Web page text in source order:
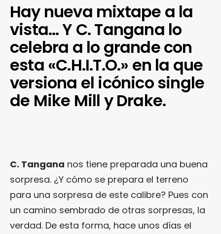
Hay nueva mixtape a la
vista… Y C. Tangana lo
celebra a lo grande con
esta «C.H.I.T.O.» en la que
versiona el icónico single
de Mike Mill y Drake.
C. Tangana nos tiene preparada una buena
sorpresa. ¿Y cómo se prepara el terreno
para una sorpresa de este calibre? Pues con
un camino sembrado de otras sorpresas, la
verdad. De esta forma, hace unos días el